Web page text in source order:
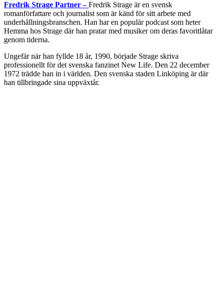
Fredrik Strage Partner –Fredrik Strage är en svensk
romanförfattare och journalist som är känd för sitt arbete med
underhållningsbranschen. Han har en populär podcast som heter
Hemma hos Strage där han pratar med musiker om deras favoritlåtar
genom tiderna.
Ungefär när han fyllde 18 år, 1990, började Strage skriva
professionellt för det svenska fanzinet New Life. Den 22 december
1972 trädde han in i världen. Den svenska staden Linköping är där
han tillbringade sina uppväxtår.